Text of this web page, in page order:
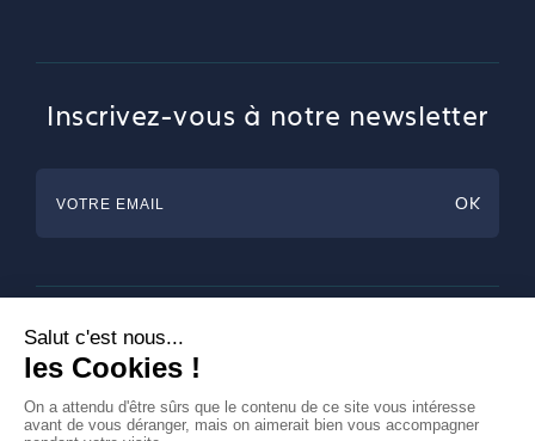
Inscrivez-vous à notre newsletter
Horlogerie
Bijouterie & Joaillerie
Arts de la table
Magazine